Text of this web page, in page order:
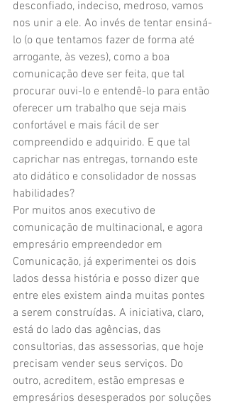
desconfiado, indeciso, medroso, vamos
nos unir a ele. Ao invés de tentar ensiná-
lo (o que tentamos fazer de forma até
arrogante, às vezes), como a boa
comunicação deve ser feita, que tal
procurar ouvi-lo e entendê-lo para então
oferecer um trabalho que seja mais
confortável e mais fácil de ser
compreendido e adquirido. E que tal
caprichar nas entregas, tornando este
ato didático e consolidador de nossas
habilidades?
Por muitos anos executivo de
comunicação de multinacional, e agora
empresário empreendedor em
Comunicação, já experimentei os dois
lados dessa história e posso dizer que
entre eles existem ainda muitas pontes
a serem construídas. A iniciativa, claro,
está do lado das agências, das
consultorias, das assessorias, que hoje
precisam vender seus serviços. Do
outro, acreditem, estão empresas e
empresários desesperados por soluções